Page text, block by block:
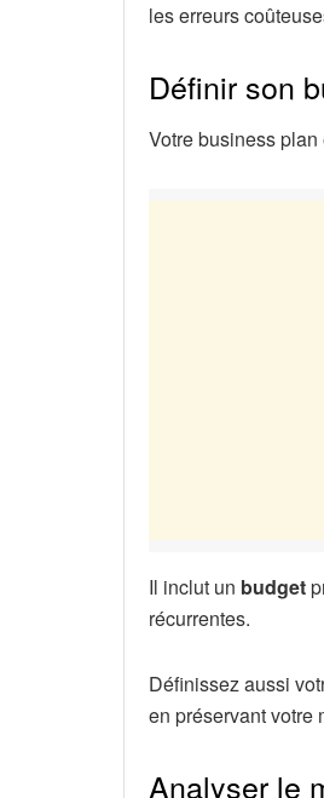
les erreurs
Définir son
Votre business
Il inclut un budget
récurrentes.
Définissez aussi
en préservant votre
Analyser le